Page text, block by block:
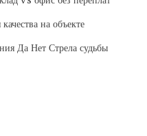
на объекте
Да Нет Стрела судьбы